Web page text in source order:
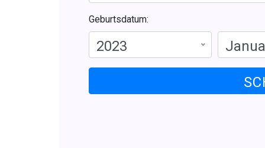
Geburtsdatum:
2023